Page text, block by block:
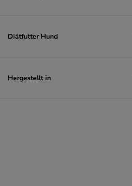
Rosie's Farm
Diätfutter Hund
Hergestellt in